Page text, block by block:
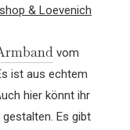
& Loevenich
vom
ist aus echtem
hier könnt ihr
Es gibt